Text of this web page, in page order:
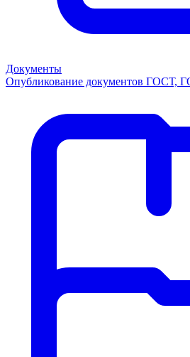
Документы
Опубликование документов ГОСТ,